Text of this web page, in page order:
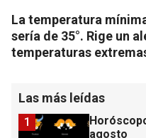
La temperatura
sería de 35°. Rige un
temperaturas
Las más leídas
agosto
1